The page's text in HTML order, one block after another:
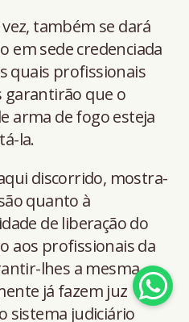
também se dará
em sede credenciada
quais profissionais
garantirão que o
arma de fogo esteja
la.
discorrido, mostra-
quanto à
de liberação do
aos profissionais da
lhes a mesma
já fazem juz
sistema judiciário